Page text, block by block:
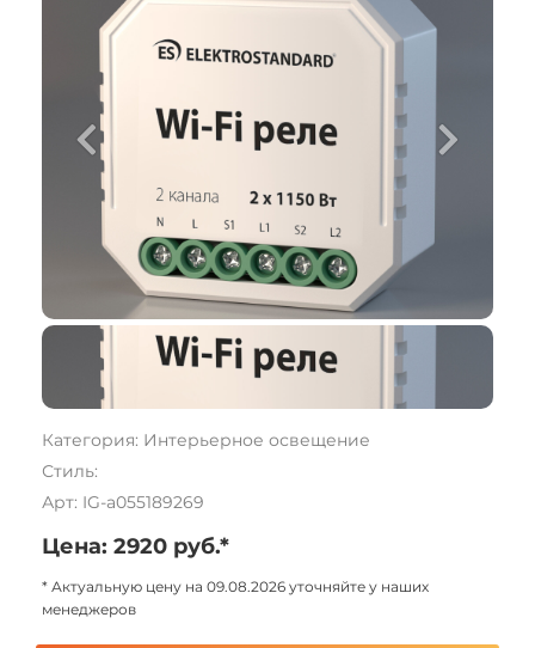
Категория: Интерьерное освещение
Стиль:
Арт: IG-a055189269
Цена: 2920 руб.*
* Актуальную цену на 09.08.2026 уточняйте у наших
менеджеров